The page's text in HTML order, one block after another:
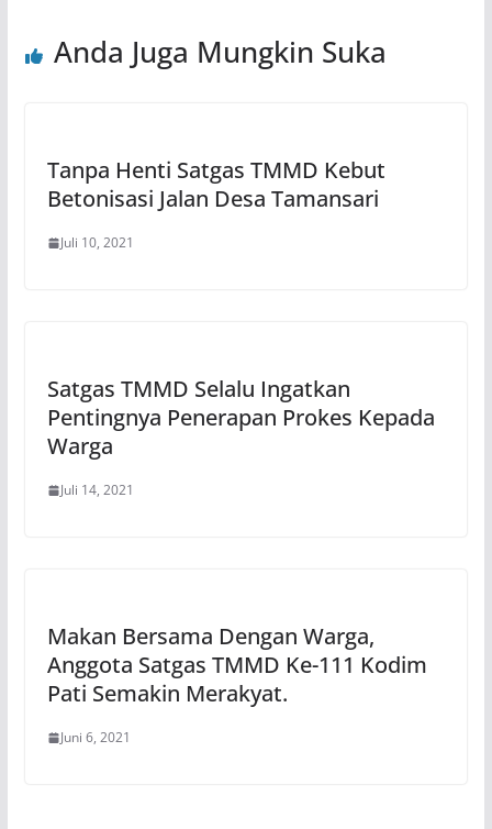
Anda Juga Mungkin Suka
Tanpa Henti Satgas TMMD Kebut
Betonisasi Jalan Desa Tamansari
Juli 10, 2021
Satgas TMMD Selalu Ingatkan
Pentingnya Penerapan Prokes Kepada
Warga
Juli 14, 2021
Makan Bersama Dengan Warga,
Anggota Satgas TMMD Ke-111 Kodim
Pati Semakin Merakyat.
Juni 6, 2021